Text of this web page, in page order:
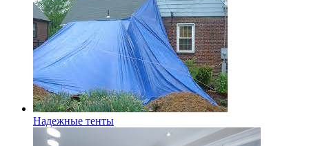
Надежные тенты